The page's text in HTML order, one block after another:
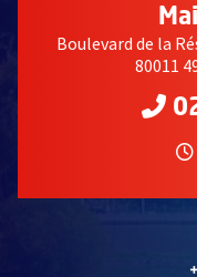
Boulevard de la
80011